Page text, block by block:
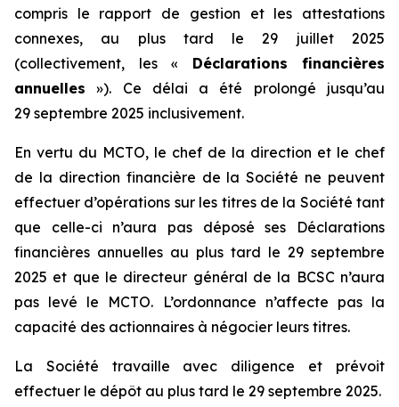
compris le rapport de gestion et les attestations
connexes, au plus tard le 29 juillet 2025
(collectivement, les « Déclarations financières
annuelles »). Ce délai a été prolongé jusqu’au
29 septembre 2025 inclusivement.
En vertu du MCTO, le chef de la direction et le chef
de la direction financière de la Société ne peuvent
effectuer d’opérations sur les titres de la Société tant
que celle-ci n’aura pas déposé ses Déclarations
financières annuelles au plus tard le 29 septembre
2025 et que le directeur général de la BCSC n’aura
pas levé le MCTO. L’ordonnance n’affecte pas la
capacité des actionnaires à négocier leurs titres.
La Société travaille avec diligence et prévoit
effectuer le dépôt au plus tard le 29 septembre 2025.